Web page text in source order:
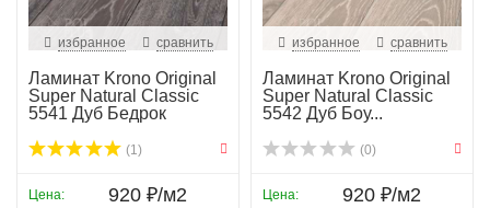
избранное сравнить
Ламинат Krono Original
Super Natural Classic
5541 Дуб Бедрок
(1)
Цена: 920 ₽/м2
избранное сравнить
Ламинат Krono Original
Super Natural Classic
5542 Дуб Боу...
(0)
Цена: 920 ₽/м2